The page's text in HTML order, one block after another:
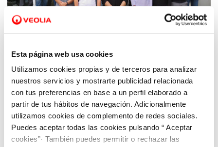
Esta página web usa cookies
Utilizamos cookies propias y de terceros para analizar
nuestros servicios y mostrarte publicidad relacionada
con tus preferencias en base a un perfil elaborado a
partir de tus hábitos de navegación. Adicionalmente
utilizamos cookies de complemento de redes sociales.
Puedes aceptar todas las cookies pulsando “ Aceptar
cookies”· También puedes permitir o rechazar las
16 DIC 2019
Una veintena de estudiantes de la UPCT
concluyen la formación con la Cátedra
Hidrogea-UPCT